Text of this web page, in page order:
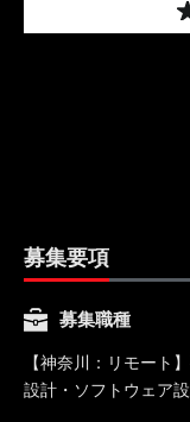
募集要項
募集職種
【神奈川：リモート
設計・ソフトウェア設